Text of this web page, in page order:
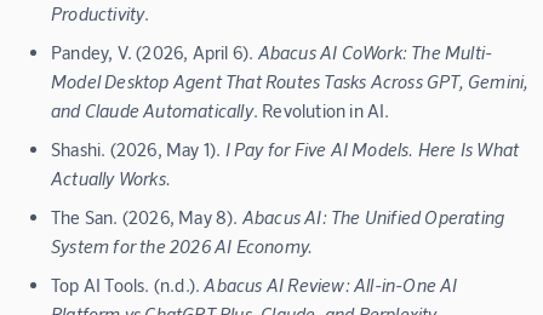
Productivity.
Pandey, V. (2026, April 6). Abacus AI CoWork: The Multi-
Model Desktop Agent That Routes Tasks Across GPT, Gemini,
and Claude Automatically. Revolution in AI.
Shashi. (2026, May 1). I Pay for Five AI Models. Here Is What
Actually Works.
The San. (2026, May 8). Abacus AI: The Unified Operating
System for the 2026 AI Economy.
Top AI Tools. (n.d.).Abacus AI Review: All-in-One AI